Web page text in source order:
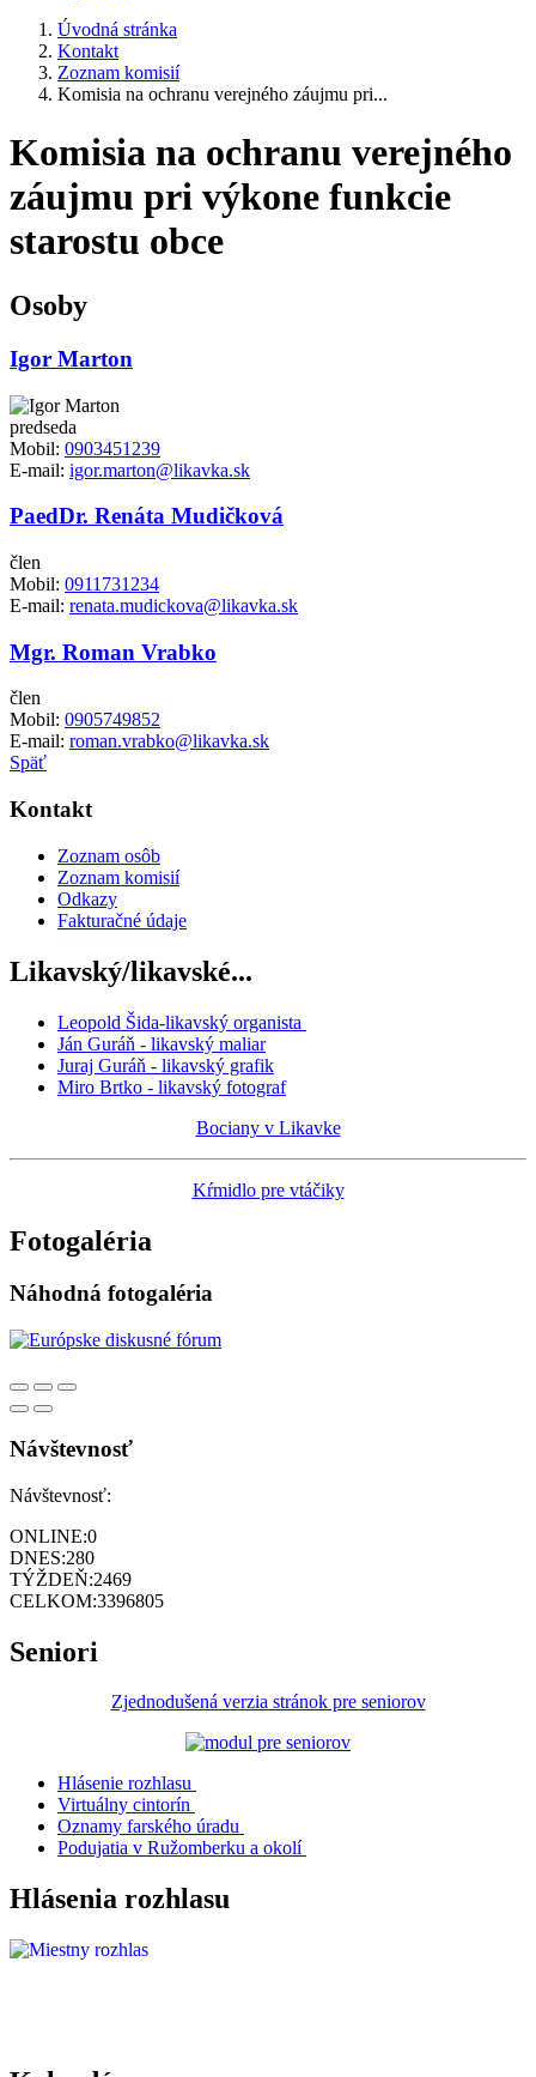
Úvodná stránka
Kontakt
Zoznam komisií
Komisia na ochranu verejného záujmu pri...
Komisia na ochranu verejného
záujmu pri výkone funkcie
starostu obce
Osoby
Igor Marton
predseda
Mobil: 0903451239
E-mail: igor.marton@likavka.sk
PaedDr. Renáta Mudičková
člen
Mobil: 0911731234
E-mail: renata.mudickova@likavka.sk
Mgr. Roman Vrabko
člen
Mobil: 0905749852
E-mail: roman.vrabko@likavka.sk
Späť
Kontakt
Zoznam osôb
Zoznam komisií
Odkazy
Fakturačné údaje
Likavský/likavské...
Leopold Šida-likavský organista
Ján Guráň - likavský maliar
Juraj Guráň - likavský grafik
Miro Brtko - likavský fotograf
Bociany v Likavke
Kŕmidlo pre vtáčiky
Fotogaléria
Náhodná fotogaléria
Návštevnosť
Návštevnosť:
ONLINE:0
DNES:280
TÝŽDEŇ:2469
CELKOM:3396805
Seniori
Zjednodušená verzia stránok pre seniorov
Hlásenie rozhlasu
Virtuálny cintorín
Oznamy farského úradu
Podujatia v Ružomberku a okolí
Hlásenia rozhlasu